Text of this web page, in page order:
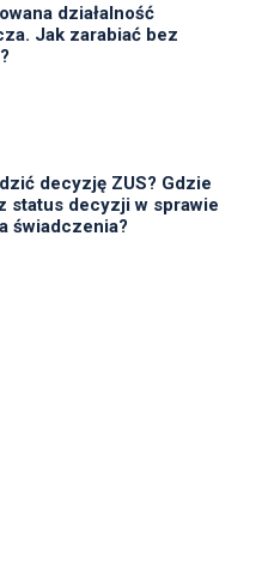
działalność
Jak zarabiać bez
decyzję ZUS? Gdzie
status decyzji w sprawie
świadczenia?